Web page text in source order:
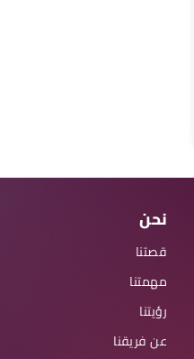
نحن
قصتنا
مهمتنا
رؤيتنا
عن فريقنا